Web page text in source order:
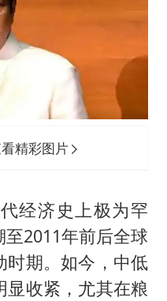
精彩图片
经济史上极为罕
2011年前后全球
时期。如今，中低
显收紧，尤其在粮